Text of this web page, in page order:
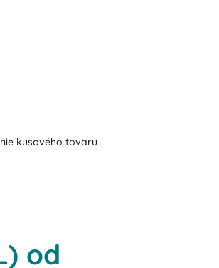
kusového tovaru
od